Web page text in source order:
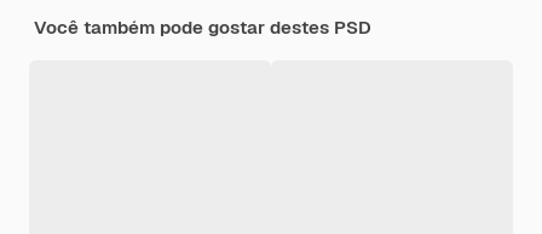
Você também pode gostar destes PSD